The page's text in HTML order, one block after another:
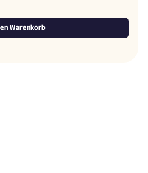
Warenkorb